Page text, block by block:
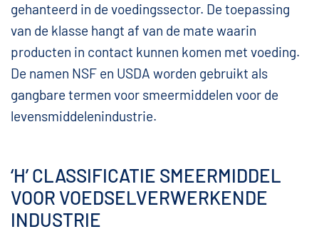
gehanteerd in de voedingssector. De toepassing
van de klasse hangt af van de mate waarin
producten in contact kunnen komen met voeding.
De namen NSF en USDA worden gebruikt als
gangbare termen voor smeermiddelen voor de
levensmiddelenindustrie.
‘H’ CLASSIFICATIE SMEERMIDDEL
VOOR VOEDSELVERWERKENDE
INDUSTRIE